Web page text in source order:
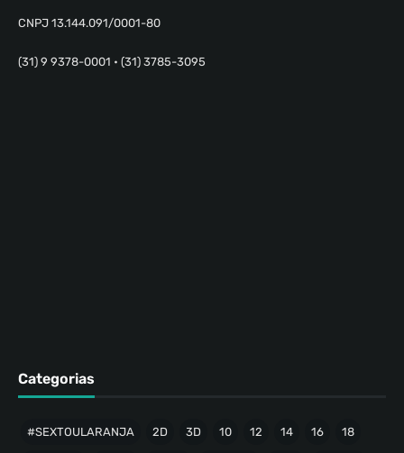
CNPJ 13.144.091/0001-80
(31) 9 9378-0001 • (31) 3785-3095
Categorias
#SEXTOULARANJA 2D 3D 10 12 14 16 18